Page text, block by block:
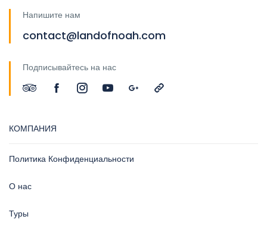
Напишите нам
contact@landofnoah.com
Подписывайтесь на нас
КОМПАНИЯ
Политика Конфиденциальности
О нас
Туры